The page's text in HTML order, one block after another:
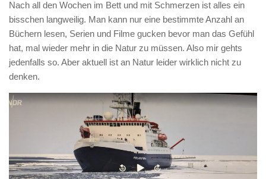
Nach all den Wochen im Bett und mit Schmerzen ist alles ein
bisschen langweilig. Man kann nur eine bestimmte Anzahl an
Büchern lesen, Serien und Filme gucken bevor man das Gefühl
hat, mal wieder mehr in die Natur zu müssen. Also mir gehts
jedenfalls so. Aber aktuell ist an Natur leider wirklich nicht zu
denken.